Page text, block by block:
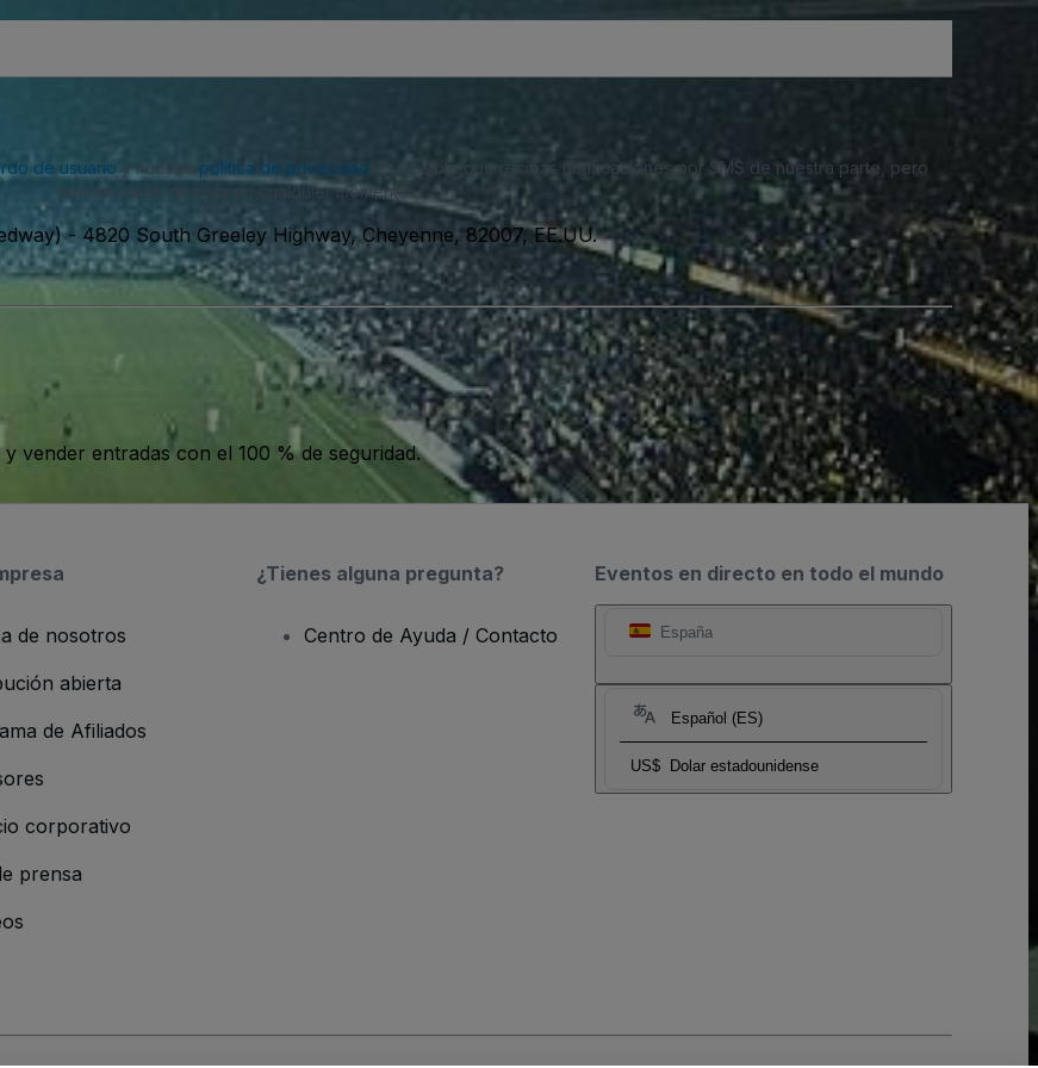
de usuario y nuestra política de privacidad
. Es posible que recibas notificaciones por SMS de nuestra parte, pero
puedes darte de baja en cualquier momento.
- 4820 South Greeley Highway, Cheyenne, 82007, EE.UU.
vender entradas con el 100 % de seguridad.
Eventos en directo en todo el mundo
España
Español (ES)
US$ Dolar estadounidense
de nosotros
abierta
de Afiliados
corporativo
prensa
¿Tienes alguna pregunta?
Centro de Ayuda / Contacto